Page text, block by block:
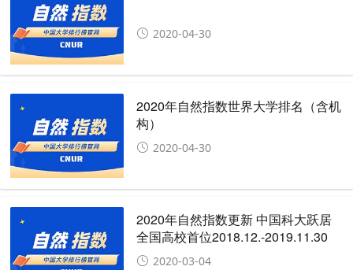
2020-04-30
2020年自然指数世界大学排名（含机
构）
2020-04-30
2020年自然指数更新 中国科大跃居
全国高校首位2018.12.-2019.11.30
2020-03-04